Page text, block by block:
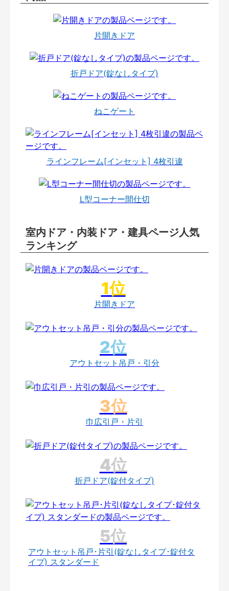
片開きドア
折戸ドア(錠なしタイプ)
ねこゲート
ラインフレーム[インセット] 4枚引違
L型コーナー間仕切
室内ドア・内装ドア・建具ページ人気
ランキング
片開きドア
アウトセット吊戸・引分
巾広引戸・片引
折戸ドア(錠付タイプ)
アウトセット吊戸･片引(錠なしタイプ･錠付タ
イプ) スタンダード